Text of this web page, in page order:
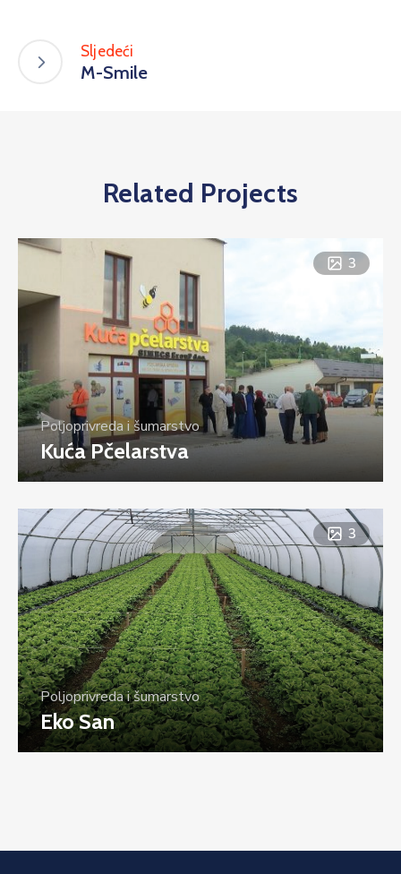
Sljedeći
M-Smile
Related Projects
3
Poljoprivreda i šumarstvo
Kuća Pčelarstva
3
Poljoprivreda i šumarstvo
Eko San